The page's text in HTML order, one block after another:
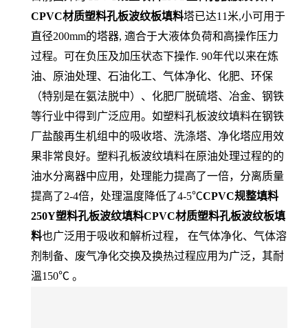
CPVC材质塑料孔板波纹板填料塔已达11米,小可用于
直径200mm的塔器, 適合于大液体负荷和高操作压力
过程。可在负压及加压状态下操作. 90年代以来在炼
油、原油处理、石油化工、气体净化、化肥、环保
（特别是在氨法脱中）、化肥厂脱硫塔、冶金、钢铁
等行业中得到广泛应用。如塑料孔板波纹填料在钢铁
厂盐酸再生机组中的吸收塔、洗涤塔、净化塔应用效
果非常良好。塑料孔板波纹填料在原油处理过程的的
油水分离器中应用，处理能力提高了一倍，分离质量
提高了2-4倍，处理温度降低了4-5℃CPVC规整填料
250Y塑料孔板波纹填料CPVC材质塑料孔板波纹板填
料也广泛用于吸收和解析过程， 在气体净化、气体溶
剂制备、废气净化交换及换热过程应用为广泛，其耐
溫150℃ 。